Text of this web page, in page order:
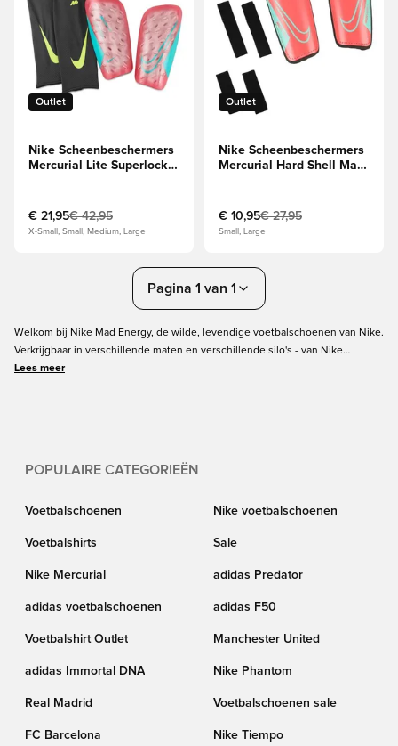
Outlet
Nike Scheenbeschermers
Mercurial Lite Superlock
€ 21,95€ 42,95
X-Small, Small, Medium, Large
Outlet
Nike Scheenbeschermers
Mercurial Hard Shell Mad
€ 10,95€ 27,95
Small, Large
Pagina 1 van 1
Welkom bij Nike Mad Energy, de wilde, levendige voetbalschoenen van Nike.
Verkrijgbaar in verschillende maten en verschillende silo's - van Nike
Mercurial en Nike Phantom tot Nike Tiempo. Deze voetbalschoenen,
Lees meer
POPULAIRE CATEGORIEËN
Voetbalschoenen Nike voetbalschoenen
Voetbalshirts Sale
Nike Mercurial adidas Predator
adidas voetbalschoenen adidas F50
Voetbalshirt Outlet Manchester United
adidas Immortal DNA Nike Phantom
Real Madrid Voetbalschoenen sale
FC Barcelona Nike Tiempo